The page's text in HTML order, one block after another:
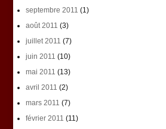
septembre 2011 (1)
août 2011 (3)
juillet 2011 (7)
juin 2011 (10)
mai 2011 (13)
avril 2011 (2)
mars 2011 (7)
février 2011 (11)